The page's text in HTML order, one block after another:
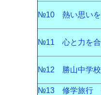
№10 熱い思いを
№11 心と力を合
№12 勝山中学
№13 修学旅行 仲